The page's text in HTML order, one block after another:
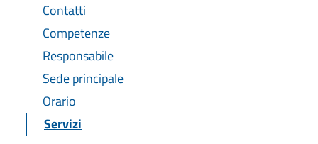
Contatti
Competenze
Responsabile
Sede principale
Orario
Servizi